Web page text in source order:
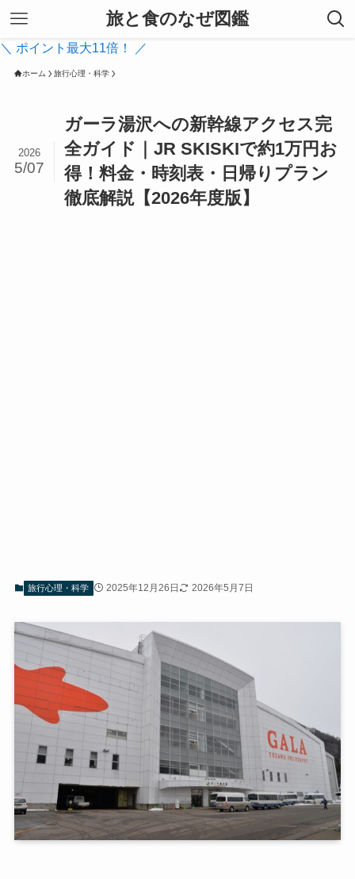
旅と食のなぜ図鑑
＼ ポイント最大11倍！ ／
ホーム 旅行心理・科学
ガーラ湯沢への新幹線アクセス完
全ガイド｜JR SKISKIで約1万円お
得！料金・時刻表・日帰りプラン
徹底解説【2026年度版】
2026
5/07
旅行心理・科学 2025年12月26日 2026年5月7日